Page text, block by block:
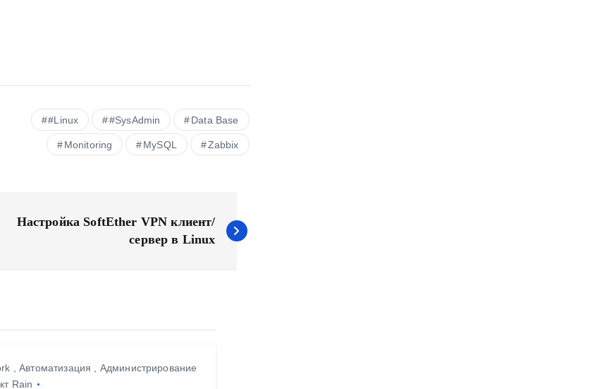
#Linux #SysAdmin Data Base
Monitoring MySQL Zabbix
Настройка SoftEther VPN клиент/
сервер в Linux
,Автоматизация
Администрирование
Rain